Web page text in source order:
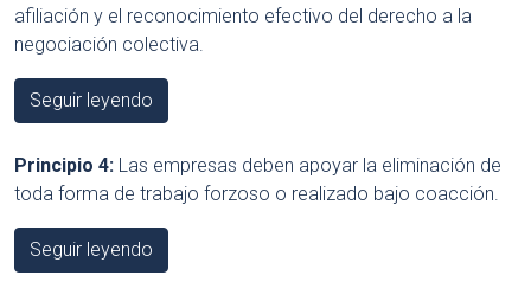
afiliación y el reconocimiento efectivo del derecho a la
negociación colectiva.
Seguir leyendo
Principio 4: Las empresas deben apoyar la eliminación de
toda forma de trabajo forzoso o realizado bajo coacción.
Seguir leyendo